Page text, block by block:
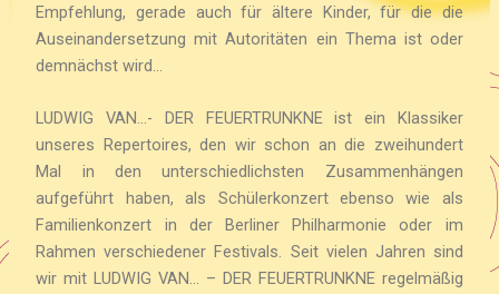
Empfehlung, gerade auch für ältere Kinder, für die die
Auseinandersetzung mit Autoritäten ein Thema ist oder
demnächst wird…
LUDWIG VAN…- DER FEUERTRUNKNE ist ein Klassiker
unseres Repertoires, den wir schon an die zweihundert
Mal in den unterschiedlichsten Zusammenhängen
aufgeführt haben, als Schülerkonzert ebenso wie als
Familienkonzert in der Berliner Philharmonie oder im
Rahmen verschiedener Festivals. Seit vielen Jahren sind
wir mit LUDWIG VAN… – DER FEUERTRUNKNE regelmäßig